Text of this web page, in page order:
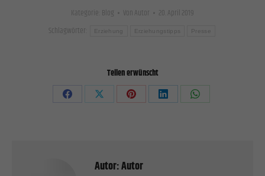
Kategorie: Blog Von Autor
20. April 2019
Schlagwörter:
Erziehung Erziehungstipps Presse
Teilen erwünscht
Share
Share
Share
Share
Share
Autor:Autor